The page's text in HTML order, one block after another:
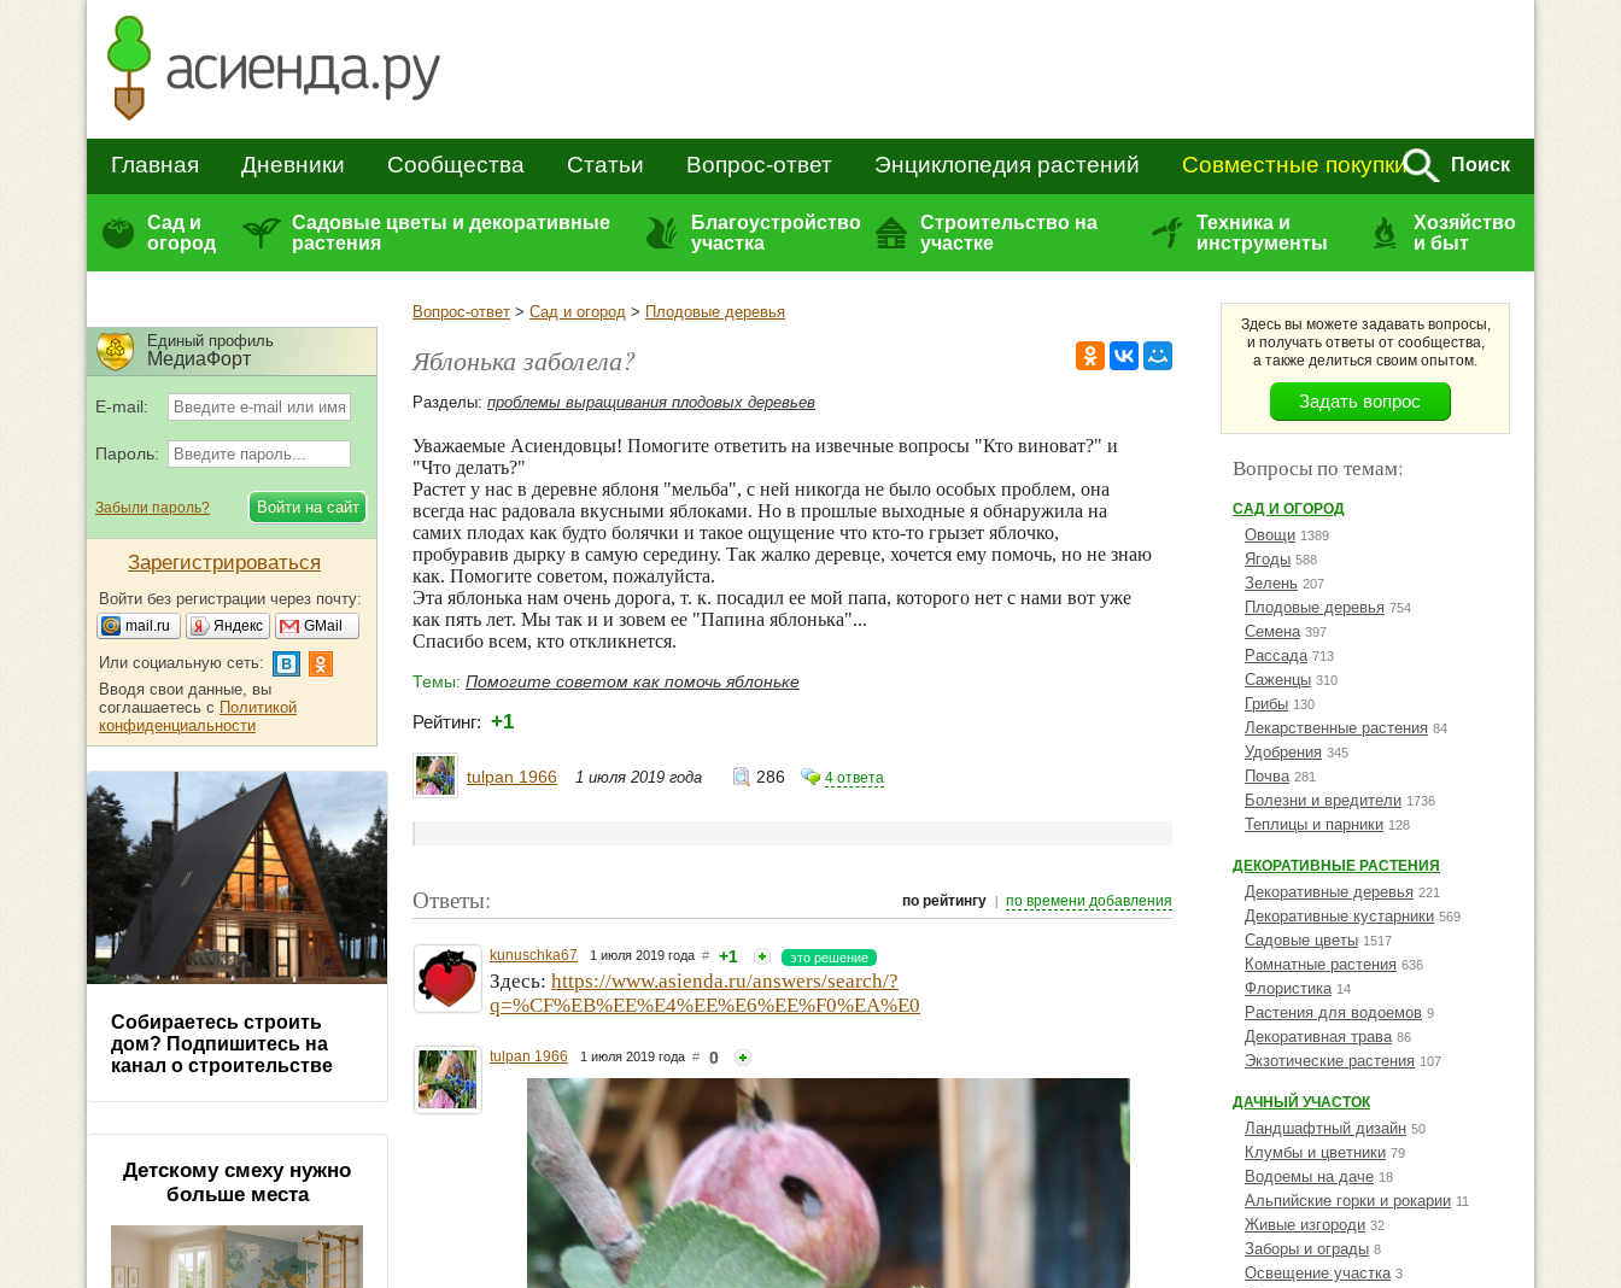
Главная Дневники Сообщества Статьи Вопрос-ответ Энциклопедия растений Совместные покупки Поиск
Сад и
огород
Садовые цветы и декоративные
растения
Благоустройство
участка
Строительство на
участке
Техника и
инструменты
Хозяйство
и быт
Вопрос-ответ > Сад и огород > Плодовые деревья
Яблонька заболела?
Разделы: проблемы выращивания плодовых деревьев
Уважаемые Асиендовцы! Помогите ответить на извечные вопросы "Кто виноват?" и
"Что делать?"
Растет у нас в деревне яблоня "мельба", с ней никогда не было особых проблем, она
всегда нас радовала вкусными яблоками. Но в прошлые выходные я обнаружила на
самих плодах как будто болячки и такое ощущение что кто-то грызет яблочко,
пробуравив дырку в самую середину. Так жалко деревце, хочется ему помочь, но не знаю
как. Помогите советом, пожалуйста.
Эта яблонька нам очень дорога, т. к. посадил ее мой папа, которого нет с нами вот уже
как пять лет. Мы так и и зовем ее "Папина яблонька"...
Спасибо всем, кто откликнется.
Темы: Помогите советом как помочь яблоньке
Рейтинг: +1
tulpan 1966 1 июля 2019 года 286 4 ответа
Ответы: по рейтингу | по времени добавления
kunuschka67 1 июля 2019 года # +1 это решение
Здесь: https://www.asienda.ru/answers/search/?
q=%CF%EB%EE%E4%EE%E6%EE%F0%EA%E0
tulpan 1966 1 июля 2019 года # 0
Здесь вы можете задавать вопросы,
и получать ответы от сообщества,
а также делиться своим опытом.
Вопросы по темам:
САД И ОГОРОД
Овощи 1389
Ягоды 588
Зелень 207
Плодовые деревья 754
Семена 397
Рассада 713
Саженцы 310
Грибы 130
Лекарственные растения 84
Удобрения 345
Почва 281
Болезни и вредители 1736
Теплицы и парники 128
ДЕКОРАТИВНЫЕ РАСТЕНИЯ
Декоративные деревья 221
Декоративные кустарники 569
Садовые цветы 1517
Комнатные растения 636
Флористика 14
Растения для водоемов 9
Декоративная трава 86
Экзотические растения 107
ДАЧНЫЙ УЧАСТОК
Ландшафтный дизайн 50
Клумбы и цветники 79
Водоемы на даче 18
Альпийские горки и рокарии 11
Живые изгороди 32
Заборы и ограды 8
Освещение участка 3
Единый профиль
МедиаФорт
E-mail:
Пароль:
Забыли пароль?
Зарегистрироваться
Войти без регистрации через почту:
mail.ru Яндекс GMail
Или социальную сеть:
Вводя свои данные, вы
соглашаетесь с Политикой
конфиденциальности
Собираетесь строить
дом? Подпишитесь на
канал о строительстве
Детскому смеху нужно
больше места